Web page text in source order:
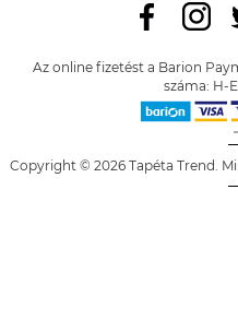
Az online fizetést a Barion
száma: H-
Copyright © 2026 Tapéta Trend.